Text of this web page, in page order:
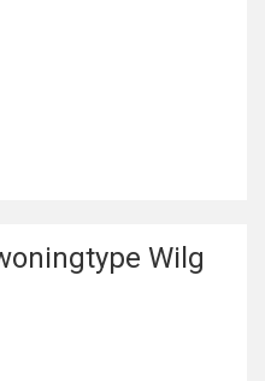
Wilg